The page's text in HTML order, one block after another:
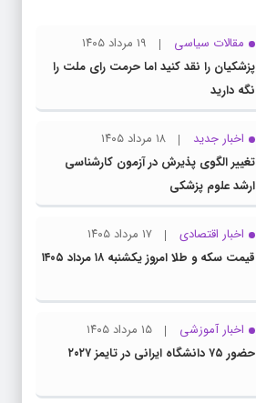
مقالات سیاسی
۱۹ مرداد ۱۴۰۵
پزشکیان را نقد کنید اما حرمت رای ملت را
نگه دارید
اخبار جدید
۱۸ مرداد ۱۴۰۵
تغییر الگوی پذیرش در آزمون کارشناسی
ارشد علوم پزشکی
اخبار اقتصادی
۱۷ مرداد ۱۴۰۵
قیمت سکه و طلا امروز یکشنبه ۱۸ مرداد ۱۴۰۵
اخبار آموزشی
۱۵ مرداد ۱۴۰۵
حضور ۷۵ دانشگاه ایرانی در تایمز ۲۰۲۷